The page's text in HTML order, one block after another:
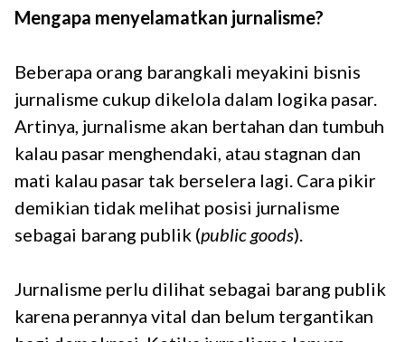
Mengapa menyelamatkan jurnalisme?
Beberapa orang barangkali meyakini bisnis
jurnalisme cukup dikelola dalam logika pasar.
Artinya, jurnalisme akan bertahan dan tumbuh
kalau pasar menghendaki, atau stagnan dan
mati kalau pasar tak berselera lagi. Cara pikir
demikian tidak melihat posisi jurnalisme
sebagai barang publik (public goods).
Jurnalisme perlu dilihat sebagai barang publik
karena perannya vital dan belum tergantikan